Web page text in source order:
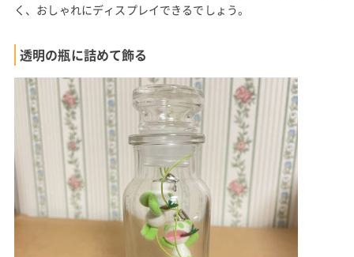
く、おしゃれにディスプレイできるでしょう。
透明の瓶に詰めて飾る